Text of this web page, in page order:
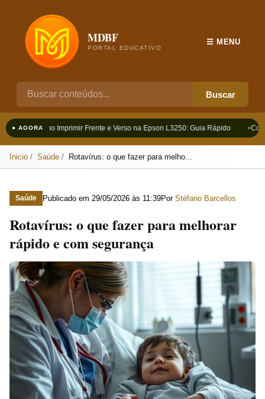
MDBF
PORTAL EDUCATIVO
Buscar
☰ MENU
● AGORAComo Imprimir Frente e Verso na Epson L3250: Guia Rápido
Inicio Saúde Rotavírus: o que fazer para melho...
Saúde Publicado em 29/05/2026 às 11:39Por Stéfano Barcellos
Rotavírus: o que fazer para melhorar
rápido e com segurança